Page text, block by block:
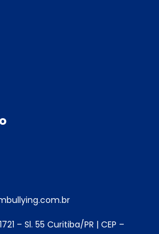
– Sl. 55 Curitiba/PR | CEP –